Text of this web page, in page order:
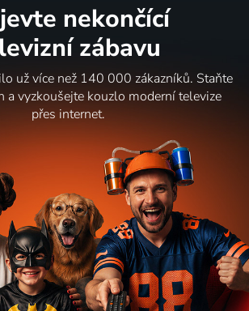
nekončící
zábavu
už více než 140 000 zákazníků. Staňte
a vyzkoušejte kouzlo moderní televize
přes internet.